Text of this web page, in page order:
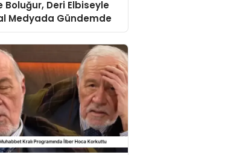
Boluğur, Deri Elbiseyle
Medyada Gündemde